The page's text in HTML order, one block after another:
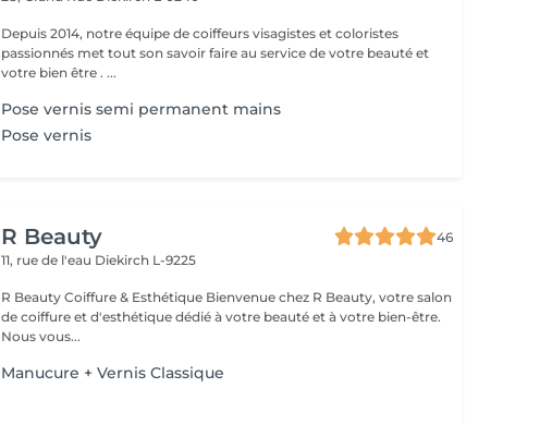
Depuis 2014, notre équipe de coiffeurs visagistes et coloristes
passionnés met tout son savoir faire au service de votre beauté et
votre bien être . ...
Pose vernis semi permanent mains
Pose vernis
R Beauty
46
11, rue de l'eau Diekirch L-9225
R Beauty Coiffure & Esthétique Bienvenue chez R Beauty, votre salon
de coiffure et d'esthétique dédié à votre beauté et à votre bien-être.
Nous vous...
Manucure + Vernis Classique